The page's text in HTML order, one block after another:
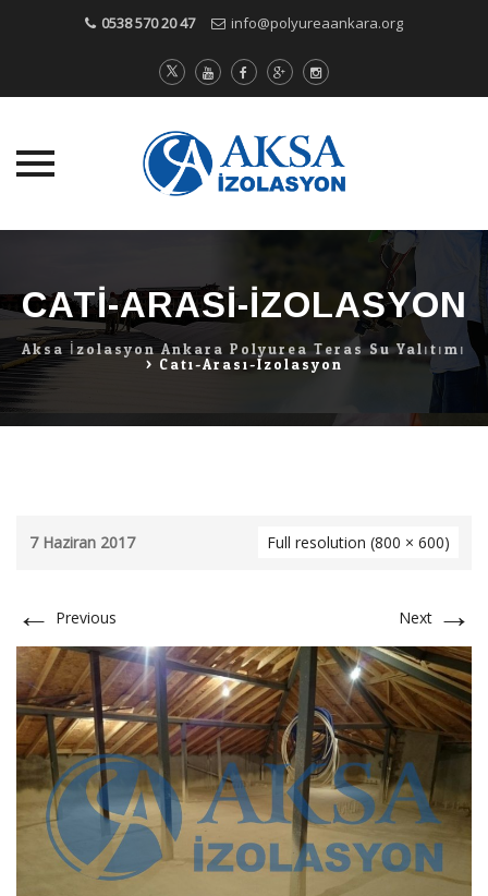
0538 570 20 47 info@polyureaankara.org
content
CATI-ARASI-IZOLASYON
Aksa İzolasyon Ankara Polyurea Teras Su Yalıtımı
> Cati-Arasi-Izolasyon
7 Haziran 2017 Full resolution (800 × 600)
← Previous Next →